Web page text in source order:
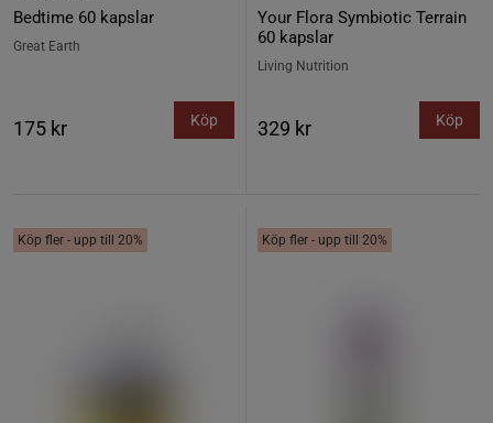
Bedtime 60 kapslar
Great Earth
175 kr Köp
Your Flora Symbiotic Terrain
60 kapslar
Living Nutrition
329 kr Köp
Köp fler - upp till 20% Köp fler - upp till 20%